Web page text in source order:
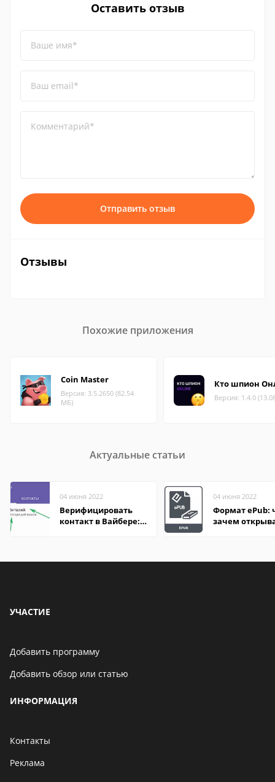
Оставить отзыв
Ваше имя*
Ваш email*
Комментарий*
Отправить отзыв
Отзывы
Похожие приложения
Coin Master
Версия: 3.5.2650 (82.54
МБ)
Кто шпион
Версия: 1.4.0
Актуальные статьи
04 июня 2022
Верифицировать
контакт в Вайбере:
04 июня 2022
Формат ePub:
зачем
УЧАСТИЕ
Добавить программу
Добавить обзор или статью
ИНФОРМАЦИЯ
Контакты
Реклама